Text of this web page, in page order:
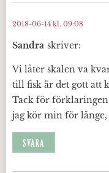
Sandra skriver:
2018-06-14 kl. 09:08
Vi låter skalen va
till fisk är det gott att
Tack för
jag kör min för
SVARA